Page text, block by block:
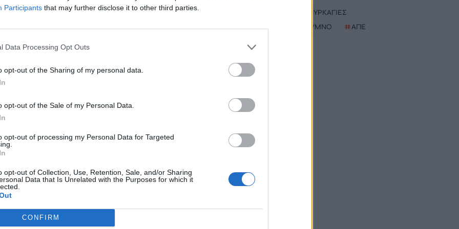
Participants that may further disclose it to other third parties.
Data Processing Opt Outs
opt-out of the Sharing of my personal data.
opt-out of the Sale of my Personal Data.
opt-out of processing my Personal Data for Targeted
opt-out of Collection, Use, Retention, Sale, and/or Sharing
Data that Is Unrelated with the Purposes for which it
CONFIRM
πλήρη εξέλιξη και οι Αρχές συνεχίζουν τη συλλογή
ιδιοκτήτρια σπιτιού δίπλα ακριβώς στο κανάλι,
(27/05) για ρευματοκλοπή. Εξεταζόταντο σενάριο
το καλώδιο περνούσε πάνω από το κανάλι.
Μαρινάκης για Τσίπρα:
Και το όνομα και η
πίσω
ΠΥΡΚΑΓΙΕΣ
#
ΝΟΤΙΟ ΡΕΘΥΜΝΟ #ΑΠΕ